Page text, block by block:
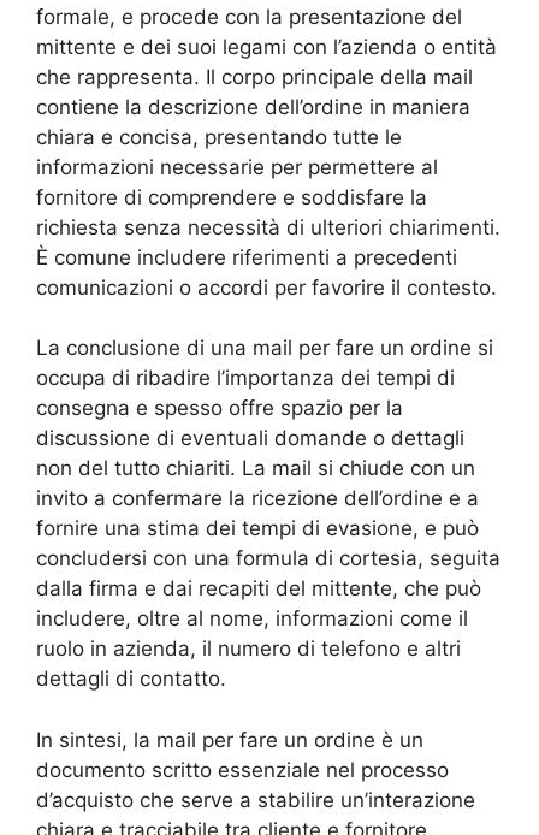
formale, e procede con la presentazione del
mittente e dei suoi legami con l’azienda o entità
che rappresenta. Il corpo principale della mail
contiene la descrizione dell’ordine in maniera
chiara e concisa, presentando tutte le
informazioni necessarie per permettere al
fornitore di comprendere e soddisfare la
richiesta senza necessità di ulteriori chiarimenti.
È comune includere riferimenti a precedenti
comunicazioni o accordi per favorire il contesto.
La conclusione di una mail per fare un ordine si
occupa di ribadire l’importanza dei tempi di
consegna e spesso offre spazio per la
discussione di eventuali domande o dettagli
non del tutto chiariti. La mail si chiude con un
invito a confermare la ricezione dell’ordine e a
fornire una stima dei tempi di evasione, e può
concludersi con una formula di cortesia, seguita
dalla firma e dai recapiti del mittente, che può
includere, oltre al nome, informazioni come il
ruolo in azienda, il numero di telefono e altri
dettagli di contatto.
In sintesi, la mail per fare un ordine è un
documento scritto essenziale nel processo
d’acquisto che serve a stabilire un’interazione
chiara e tracciabile tra cliente e fornitore,